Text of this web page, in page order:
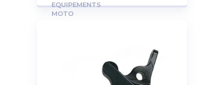
EQUIPEMENTS
MOTO